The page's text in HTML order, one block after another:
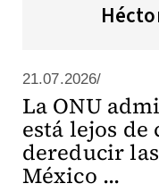
21.07.2026/
La ONU
está lejos
dereducir
México ...